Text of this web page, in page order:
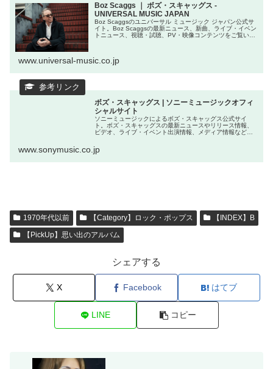
Boz Scaggs ｜ ボズ・スキャッグス -
UNIVERSAL MUSIC JAPAN
Boz Scaggsのユニバーサル ミュージック ジャパン公式サ
イト。Boz Scaggsの最新ニュース、新曲、ライブ・イベン
トニュース、視聴・試聴、PV・映像コンテンツをご覧いた
www.universal-music.co.jp
ボズ・スキャッグス | ソニーミュージックオフィ
シャルサイト
ソニーミュージックによるボズ・スキャッグス公式サイ
ト。ボズ・スキャッグスの最新ニュースやリリース情報、
ビデオ、ライブ・イベント出演情報、メディア情報などを
www.sonymusic.co.jp
1970年代以前 【Category】ロック・ポップス
【INDEX】B
【PickUp】思い出のアルバム
シェアする
X Facebook はてブ
LINE コピー